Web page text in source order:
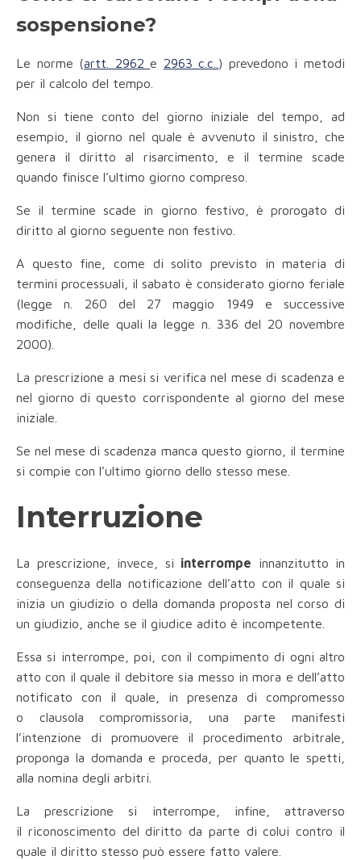
sospensione?
Le norme (artt. 2962 e 2963 c.c.. ) prevedono i metodi
per il calcolo del tempo.
Non si tiene conto del giorno iniziale del tempo, ad
esempio, il giorno nel quale è avvenuto il sinistro, che
genera il diritto al risarcimento, e il termine scade
quando finisce l’ultimo giorno compreso.
Se il termine scade in giorno festivo, è prorogato di
diritto al giorno seguente non festivo.
A questo fine, come di solito previsto in materia di
termini processuali, il sabato è considerato giorno feriale
(legge n. 260 del 27 maggio 1949 e successive
modifiche, delle quali la legge n. 336 del 20 novembre
2000).
La prescrizione a mesi si verifica nel mese di scadenza e
nel giorno di questo corrispondente al giorno del mese
iniziale.
Se nel mese di scadenza manca questo giorno, il termine
si compie con l’ultimo giorno dello stesso mese.
Interruzione
La prescrizione, invece, si interrompe innanzitutto in
conseguenza della notificazione dell’atto con il quale si
inizia un giudizio o della domanda proposta nel corso di
un giudizio, anche se il giudice adito è incompetente.
Essa si interrompe, poi, con il compimento di ogni altro
atto con il quale il debitore sia messo in mora e dell’atto
notificato con il quale, in presenza di compromesso
o clausola compromissoria, una parte manifesti
l’intenzione di promuovere il procedimento arbitrale,
proponga la domanda e proceda, per quanto le spetti,
alla nomina degli arbitri.
La prescrizione si interrompe, infine, attraverso
il riconoscimento del diritto da parte di colui contro il
quale il diritto stesso può essere fatto valere.